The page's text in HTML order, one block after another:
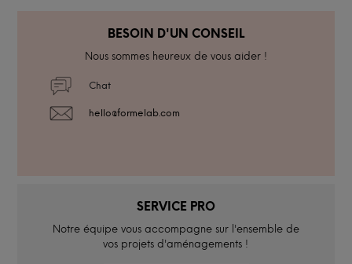
BESOIN D'UN CONSEIL
Nous sommes heureux de vous aider !
Chat
hello@formelab.com
SERVICE PRO
Notre équipe vous accompagne sur l'ensemble de
vos projets d'aménagements !